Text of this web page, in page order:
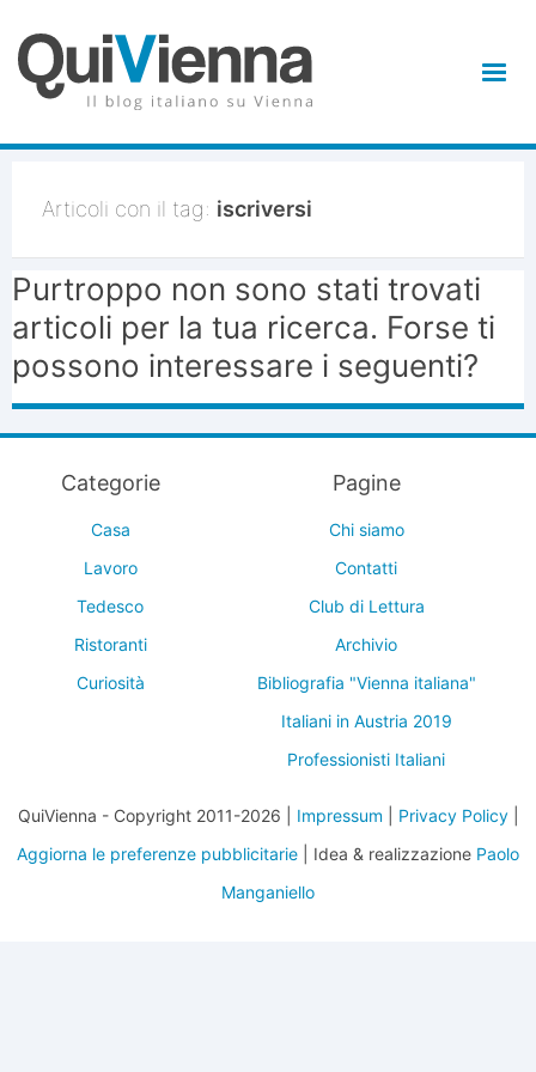
Articoli con il tag: iscriversi
Purtroppo non sono stati trovati
articoli per la tua ricerca. Forse ti
possono interessare i seguenti?
Categorie
Casa
Lavoro
Tedesco
Ristoranti
Curiosità
Pagine
Chi siamo
Contatti
Club di Lettura
Archivio
Bibliografia "Vienna italiana"
Italiani in Austria 2019
Professionisti Italiani
QuiVienna - Copyright 2011-2026 | Impressum Privacy Policy|
Aggiorna le preferenze pubblicitarie | Idea & realizzazione Paolo
Manganiello